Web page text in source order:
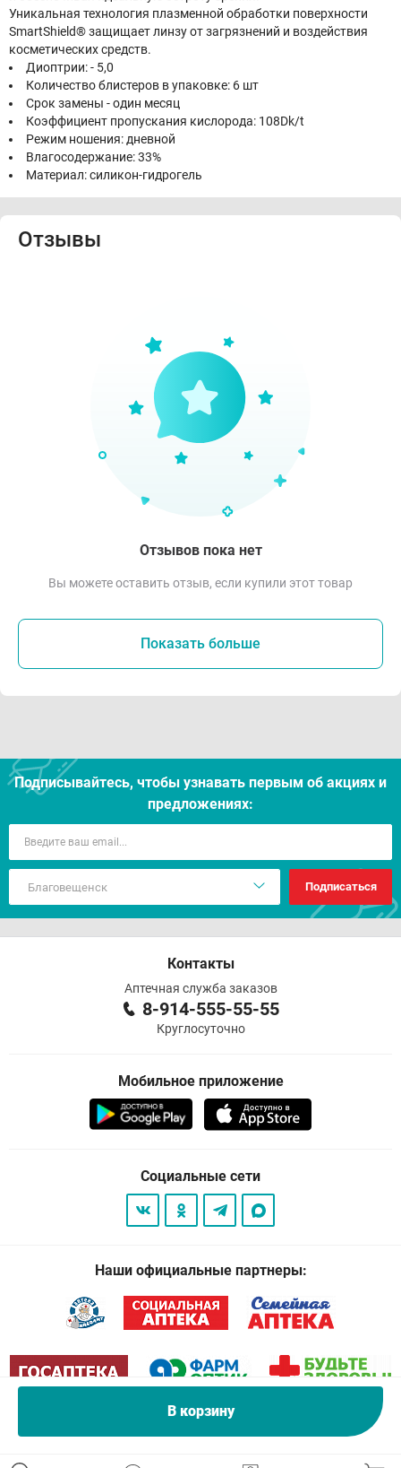
В корзину
Уникальная технология плазменной обработки поверхности
SmartShield® защищает линзу от загрязнений и воздействия
косметических средств.
Диоптрии: - 5,0
Количество блистеров в упаковке: 6 шт
Срок замены - один месяц
Коэффициент пропускания кислорода: 108Dk/t
Режим ношения: дневной
Влагосодержание: 33%
Материал: силикон-гидрогель
Отзывы
Отзывов пока нет
Вы можете оставить отзыв, если купили этот товар
Показать больше
Подписывайтесь, чтобы узнавать первым об акцияx и
предложениях:
Подписаться
Контакты
Аптечная служба заказов
8-914-555-55-55
Круглосуточно
Мобильное приложение
Социальные сети
Наши официальные партнеры: